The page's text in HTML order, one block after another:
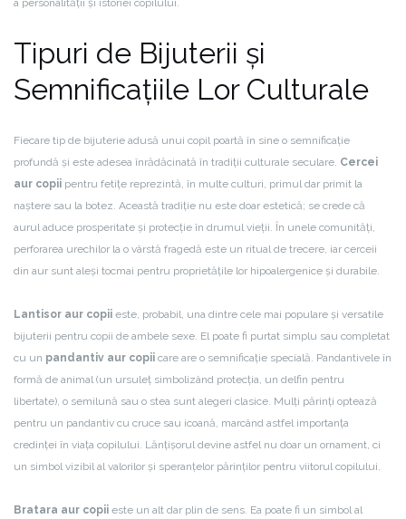
a personalității și istoriei copilului.
Tipuri de Bijuterii și
Semnificațiile Lor Culturale
Fiecare tip de bijuterie adusă unui copil poartă în sine o semnificație
profundă și este adesea înrădăcinată în tradiții culturale seculare. Cercei
aur copii pentru fetițe reprezintă, în multe culturi, primul dar primit la
naștere sau la botez. Această tradiție nu este doar estetică; se crede că
aurul aduce prosperitate și protecție în drumul vieții. În unele comunități,
perforarea urechilor la o vârstă fragedă este un ritual de trecere, iar cerceii
din aur sunt aleși tocmai pentru proprietățile lor hipoalergenice și durabile.
Lantisor aur copii este, probabil, una dintre cele mai populare și versatile
bijuterii pentru copii de ambele sexe. El poate fi purtat simplu sau completat
cu un pandantiv aur copii care are o semnificație specială. Pandantivele în
formă de animal (un ursuleț simbolizând protecția, un delfin pentru
libertate), o semilună sau o stea sunt alegeri clasice. Mulți părinți optează
pentru un pandantiv cu cruce sau icoană, marcând astfel importanța
credinței în viața copilului. Lănțișorul devine astfel nu doar un ornament, ci
un simbol vizibil al valorilor și speranțelor părinților pentru viitorul copilului.
Bratara aur copii este un alt dar plin de sens. Ea poate fi un simbol al